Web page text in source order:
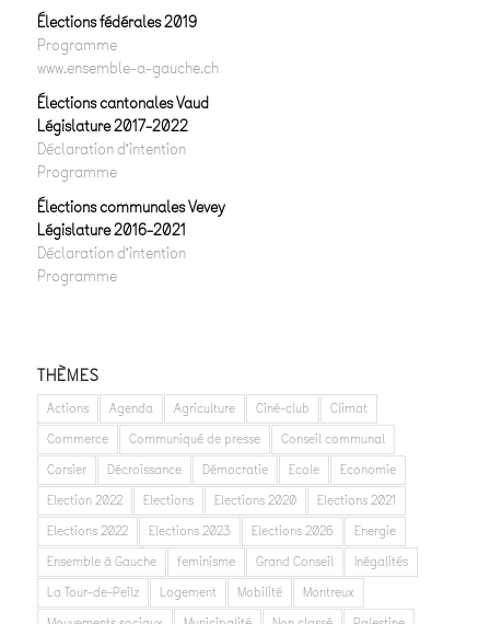
Élections fédérales 2019
Programme
www.ensemble-a-gauche.ch
Élections cantonales Vaud
Législature 2017-2022
Déclaration d’intention
Programme
Élections communales Vevey
Législature 2016-2021
Déclaration d’intention
Programme
THÈMES
Actions Agenda Agriculture Ciné-club
Climat
Commerce
Communiqué de presse
Conseil communal
Corsier
Décroissance Démocratie Ecole
Economie
Election 2022
Elections Elections 2020
Elections 2021
Elections 2022
Elections 2023 Elections 2026
Energie
Ensemble à Gauche
feminisme Grand Conseil
Inégalités
La Tour-de-Peilz
Logement Mobilité
Montreux